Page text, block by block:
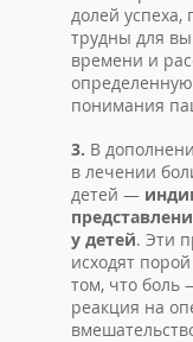
долей успеха,
трудны для
времени и
понимания
3. В
в лечении
детей —
у детей. Эти
исходят
том, что боль
реакция на